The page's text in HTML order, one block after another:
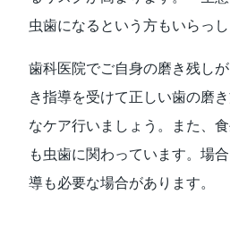
虫歯になるという方もいらっし
歯科医院でご自身の磨き残し
き指導を受けて正しい歯の磨
なケア行いましょう。また、
も虫歯に関わっています。場
導も必要な場合があります。